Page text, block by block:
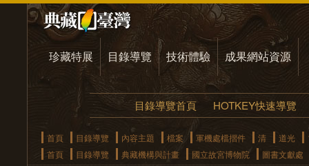
珍藏特展 目錄導覽 技術體驗 成果網站資源
目錄導覽首頁 HOTKEY快速導覽
首頁 目錄導覽 內容主題 檔案 軍機處檔摺件 清 道光
首頁
目錄導覽 典藏機構與計畫 國立故宮博物院 圖書文獻處